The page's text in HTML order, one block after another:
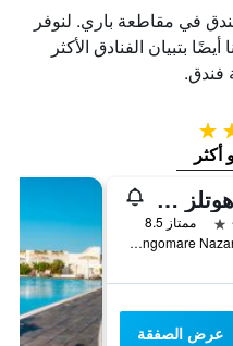
في مقاطعة باري. لنوفر
بتبيان الفنادق الأكثر
فندق.
جي آر هوتلز - باري جراندي ألبيرجو ديلي ناتسيوني
ممتاز 8.5
Lungomare Nazario Sauro 7, باري, مقاطعة باري, إيطاليا
عرض الصفقة